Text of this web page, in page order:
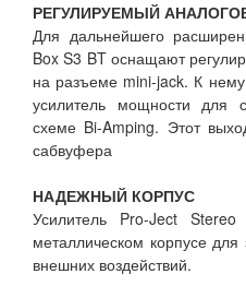
РЕГУЛИРУЕМЫЙ
Для дальнейшего
Box S3 BT оснащают
на разъеме mini-jack. К
усилитель мощности для
схеме Bi-Amping. Этот
сабвуфера
НАДЕЖНЫЙ КОРПУС
Усилитель Pro-Ject
металлическом корпусе
внешних воздействий.